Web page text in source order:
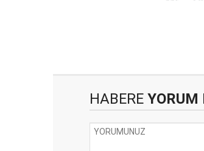
HABERE YORUM